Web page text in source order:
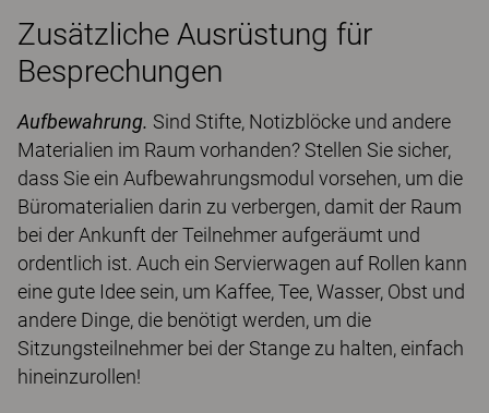
Zusätzliche Ausrüstung für
Besprechungen
Aufbewahrung. Sind Stifte, Notizblöcke und andere
Materialien im Raum vorhanden? Stellen Sie sicher,
dass Sie ein Aufbewahrungsmodul vorsehen, um die
Büromaterialien darin zu verbergen, damit der Raum
bei der Ankunft der Teilnehmer aufgeräumt und
ordentlich ist. Auch ein Servierwagen auf Rollen kann
eine gute Idee sein, um Kaffee, Tee, Wasser, Obst und
andere Dinge, die benötigt werden, um die
Sitzungsteilnehmer bei der Stange zu halten, einfach
hineinzurollen!